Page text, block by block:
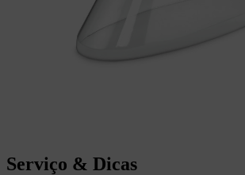
Serviço & Dicas